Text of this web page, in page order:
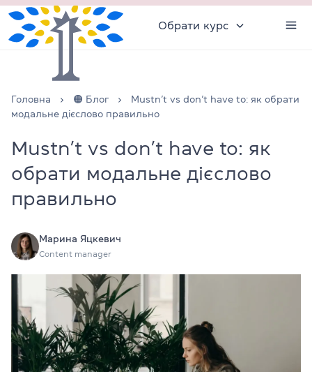
Обрати курс
Головна 🟠 Блог
Mustn’t vs don’t have to: як обрати
модальне дієслово правильно
Mustn’t vs don’t have to: як
обрати модальне дієслово
правильно
Марина Яцкевич
Content manager